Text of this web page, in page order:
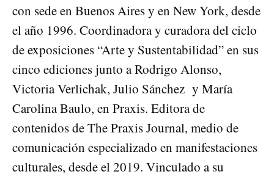
con sede en Buenos Aires y en New York, desde
el año 1996. Coordinadora y curadora del ciclo
de exposiciones “Arte y Sustentabilidad”en sus
cinco ediciones junto a Rodrigo Alonso,
Victoria Verlichak, Julio Sánchez y María
Carolina Baulo, en Praxis. Editora de
contenidos de The Praxis Journal, medio de
comunicación especializado en manifestaciones
culturales, desde el 2019. Vinculado a su